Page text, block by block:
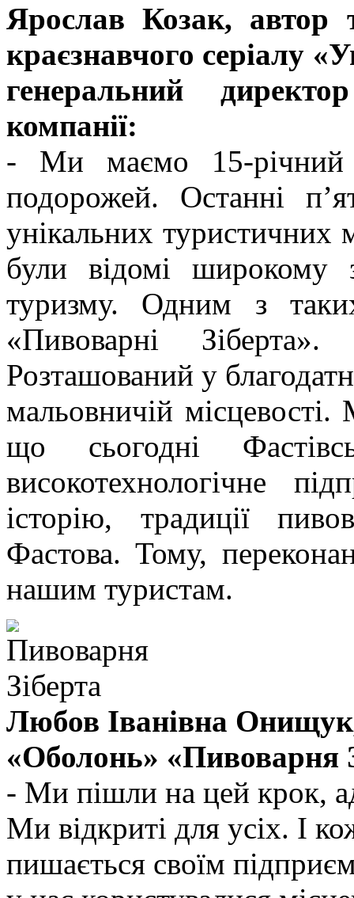
Ярослав Козак, автор
краєзнавчого серіалу
генеральний
компанії:
- Ми маємо 15-річний
подорожей. Останні
унікальних туристичних
були відомі широкому
туризму. Одним з
«Пивоварні
Розташований у
мальовничій
що сьогодні
високотехнологічне
історію, традиції
Фастова. Тому,
нашим туристам.
Любов Іванівна
«Оболонь» «Пивоварня
- Ми пішли на цей крок,
Ми відкриті для усіх. І
пишається своїм